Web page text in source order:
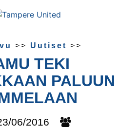
>> Uutiset >>
TEKI
PALUUN
06/2016